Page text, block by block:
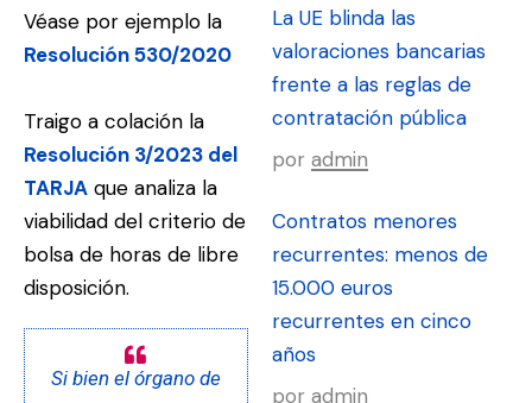
Véase por ejemplo la
Resolución 530/2020
Traigo a colación la
Resolución 3/2023 del
TARJA que analiza la
viabilidad del criterio de
bolsa de horas de libre
disposición.
Si bien el órgano de
La UE blinda las
valoraciones bancarias
frente a las reglas de
contratación pública
por admin
Contratos menores
recurrentes: menos de
15.000 euros
recurrentes en cinco
años
por admin